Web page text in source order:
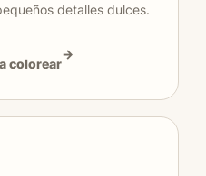
detalles dulces.
colorear